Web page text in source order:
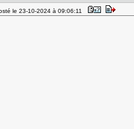
le 23-10-2024 à 09:06:11